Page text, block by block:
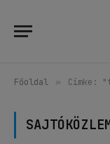
Főoldal » Címke: